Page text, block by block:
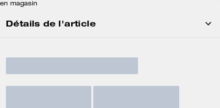
en magasin
Détails de l'article